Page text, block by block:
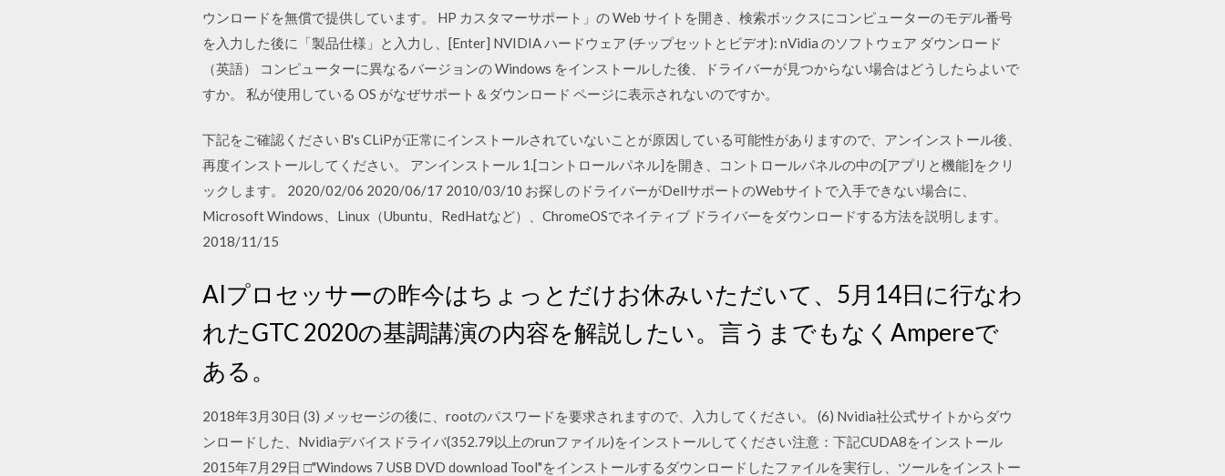
ウンロードを無償で提供しています。 HP カスタマーサポート」の Web サイトを開き、検索ボックスにコンピューターのモデル番号
を入力した後に「製品仕様」と入力し、[Enter] NVIDIA ハードウェア (チップセットとビデオ): nVidia のソフトウェア ダウンロード
（英語） コンピューターに異なるバージョンの Windows をインストールした後、ドライバーが見つからない場合はどうしたらよいで
すか。 私が使用している OS がなぜサポート＆ダウンロード ページに表示されないのですか。
下記をご確認ください B's CLiPが正常にインストールされていないことが原因している可能性がありますので、アンインストール後、
再度インストールしてください。 アンインストール 1.[コントロールパネル]を開き、コントロールパネルの中の[アプリと機能]をクリ
ックします。 2020/02/06 2020/06/17 2010/03/10 お探しのドライバーがDellサポートのWebサイトで入手できない場合に、
Microsoft Windows、Linux（Ubuntu、RedHatなど）、ChromeOSでネイティブ ドライバーをダウンロードする方法を説明します。
2018/11/15
AIプロセッサーの昨今はちょっとだけお休みいただいて、5月14日に行なわ
れたGTC 2020の基調講演の内容を解説したい。言うまでもなくAmpereで
ある。
2018年3月30日 (3) メッセージの後に、rootのパスワードを要求されますので、入力してください。 (6) Nvidia社公式サイトからダウ
ンロードした、Nvidiaデバイスドライバ(352.79以上のrunファイル)をインストールしてください注意：下記CUDA8をインストール
2015年7月29日 □"Windows 7 USB DVD download Tool"をインストールするダウンロードしたファイルを実行し、ツールをインストー